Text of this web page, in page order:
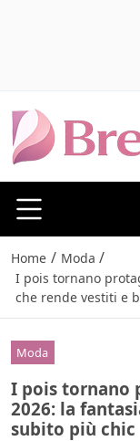
Home / Moda /
I pois tornano
che rende vestiti e
Moda
I pois tornano
2026: la
subito più chic